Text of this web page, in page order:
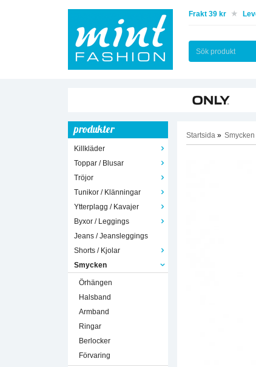
Frakt 39 kr
produkter
Killkläder
Toppar / Blusar
Tröjor
Tunikor / Klänningar
Ytterplagg / Kavajer
Byxor / Leggings
Jeans / Jeansleggings
Shorts / Kjolar
Smycken
Örhängen
Halsband
Armband
Ringar
Berlocker
Förvaring
Startsida » Smycken